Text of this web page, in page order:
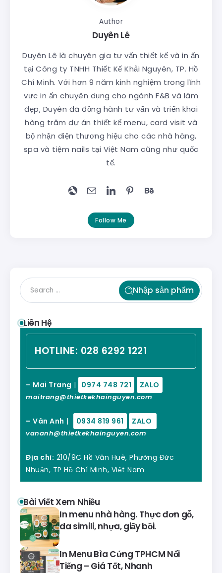
Author
Duyên Lê
Duyên Lê là chuyên gia tư vấn thiết kế và in ấn
tại Công ty TNHH Thiết Kế Khải Nguyên, TP. Hồ
Chí Minh. Với hơn 9 năm kinh nghiệm trong lĩnh
vực in ấn chuyên dụng cho ngành F&B và làm
đẹp, Duyên đã đồng hành tư vấn và triển khai
hàng trăm dự án thiết kế menu, card visit và
bộ nhận diện thương hiệu cho các nhà hàng,
spa và tiệm nails tại Việt Nam cũng như quốc
tế.
Follow Me
Nhập sản phẩm
Liên Hệ
HOTLINE: 028 6292 1221
– Mai Trang | 0974 748 721 ZALO
maitrang@thietkekhainguyen.com
– Vân Anh | 0934 819 961 ZALO
vananh@thietkekhainguyen.com
Địa chỉ: 210/9C Hồ Văn Huê, Phường Đức
Nhuận, TP Hồ Chí Minh, Việt Nam
Bài Viết Xem Nhiều
In menu nhà hàng. Thực đơn gỗ,
da simili, nhựa, giấy bồi.
In Menu Bìa Cứng TPHCM Nổi
Tiếng – Giá Tốt, Nhanh